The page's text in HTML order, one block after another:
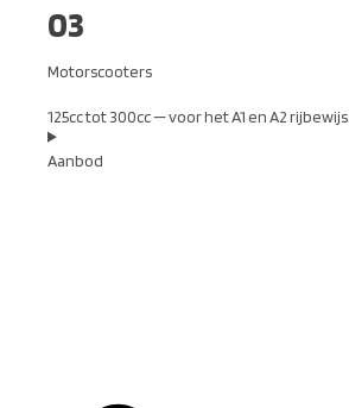
03
Motorscooters
125cc tot 300cc — voor het A1 en A2 rijbewijs.
Aanbod